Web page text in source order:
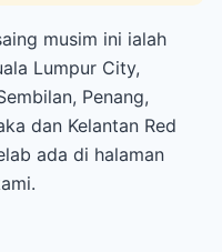
musim ini ialah
Lumpur City,
Penang,
dan Kelantan Red
ada di halaman